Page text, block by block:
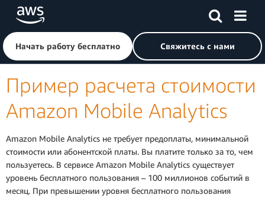
Перейти к главному контенту
Щелкните здесь, чтобы вернуться на главную страницу
Начать работу бесплатно Свяжитесь с нами
Пример расчета стоимости
Amazon Mobile Analytics
Amazon Mobile Analytics не требует предоплаты, минимальной
стоимости или абонентской платы. Вы платите только за то, чем
пользуетесь. В сервисе Amazon Mobile Analytics существует
уровень бесплатного пользования – 100 миллионов событий в
месяц. При превышении уровня бесплатного пользования